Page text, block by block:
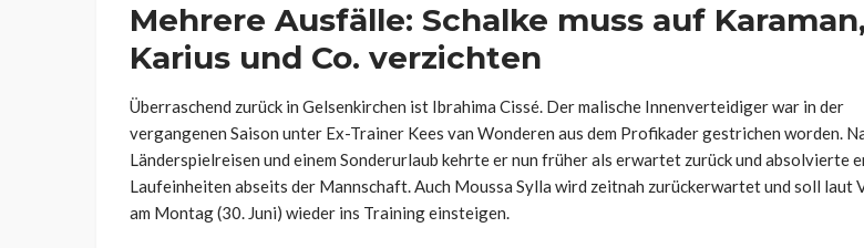
Mehrere Ausfälle: Schalke muss auf Karaman,
Karius und Co. verzichten
Überraschend zurück in Gelsenkirchen ist Ibrahima Cissé. Der malische Innenverteidiger war in der
vergangenen Saison unter Ex-Trainer Kees van Wonderen aus dem Profikader gestrichen worden.
Länderspielreisen und einem Sonderurlaub kehrte er nun früher als erwartet zurück und absolvierte
Laufeinheiten abseits der Mannschaft. Auch Moussa Sylla wird zeitnah zurückerwartet und soll laut
am Montag (30. Juni) wieder ins Training einsteigen.